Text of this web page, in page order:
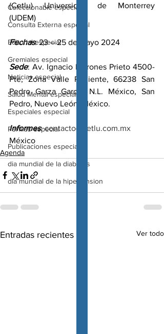
Coleccionable especial
Consulta Externa especial
Editorial especial
Gremiales especial
Noticias especial
Salud Mental especial
Especiales especial
Perfiles especial
Publicaciones especial
dia mundial de la diabetes
dia mundial de la hipertension
(Cetlu) Universidad de Monterrey
(UDEM)
Fechas: 23 – 25 de mayo 2024
Sede: Av. Ignacio Morones Prieto 4500-
Pte, Zona Valle Poniente, 66238 San
Pedro Garza Garca, N.L. México, San
Pedro, Nuevo León, México.
Informes: contacto@cetlu.com.mx
México
Agenda
Entradas recientes Ver todo